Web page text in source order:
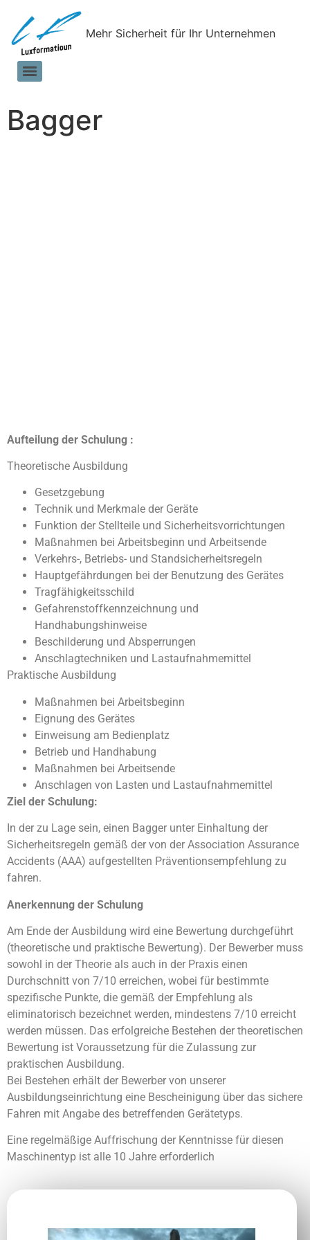
Mehr Sicherheit für Ihr Unternehmen
Bagger
Aufteilung der Schulung :
Theoretische Ausbildung
Gesetzgebung
Technik und Merkmale der Geräte
Funktion der Stellteile und Sicherheitsvorrichtungen
Maßnahmen bei Arbeitsbeginn und Arbeitsende
Verkehrs-, Betriebs- und Standsicherheitsregeln
Hauptgefährdungen bei der Benutzung des Gerätes
Tragfähigkeitsschild
Gefahrenstoffkennzeichnung und
Handhabungshinweise
Beschilderung und Absperrungen
Anschlagtechniken und Lastaufnahmemittel
Praktische Ausbildung
Maßnahmen bei Arbeitsbeginn
Eignung des Gerätes
Einweisung am Bedienplatz
Betrieb und Handhabung
Maßnahmen bei Arbeitsende
Anschlagen von Lasten und Lastaufnahmemittel
Ziel der Schulung:
In der zu Lage sein, einen Bagger unter Einhaltung der
Sicherheitsregeln gemäß der von der Association Assurance
Accidents (AAA) aufgestellten Präventionsempfehlung zu
fahren.
Anerkennung der Schulung
Am Ende der Ausbildung wird eine Bewertung durchgeführt
(theoretische und praktische Bewertung). Der Bewerber muss
sowohl in der Theorie als auch in der Praxis einen
Durchschnitt von 7/10 erreichen, wobei für bestimmte
spezifische Punkte, die gemäß der Empfehlung als
eliminatorisch bezeichnet werden, mindestens 7/10 erreicht
werden müssen. Das erfolgreiche Bestehen der theoretischen
Bewertung ist Voraussetzung für die Zulassung zur
praktischen Ausbildung.
Bei Bestehen erhält der Bewerber von unserer
Ausbildungseinrichtung eine Bescheinigung über das sichere
Fahren mit Angabe des betreffenden Gerätetyps.
Eine regelmäßige Auffrischung der Kenntnisse für diesen
Maschinentyp ist alle 10 Jahre erforderlich